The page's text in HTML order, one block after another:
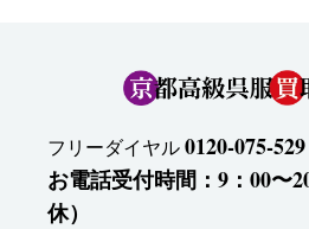
フリーダイヤル0120-075-529
お電話受付時間：9：00〜
休）